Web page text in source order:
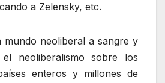
a Zelensky, etc.
mundo neoliberal a sangre y
neoliberalismo sobre los
enteros y millones de